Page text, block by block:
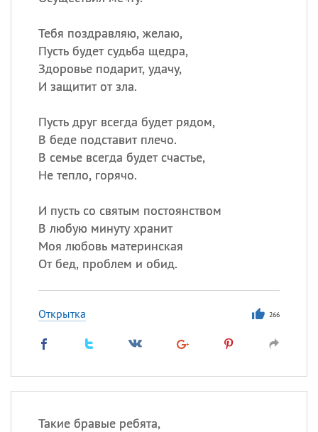
Тебя поздравляю, желаю,
Пусть будет судьба щедра,
Здоровье подарит, удачу,
И защитит от зла.
Пусть друг всегда будет рядом,
В беде подставит плечо.
В семье всегда будет счастье,
Не тепло, горячо.
И пусть со святым постоянством
В любую минуту хранит
Моя любовь материнская
От бед, проблем и обид.
Открытка 266
Такие бравые ребята,